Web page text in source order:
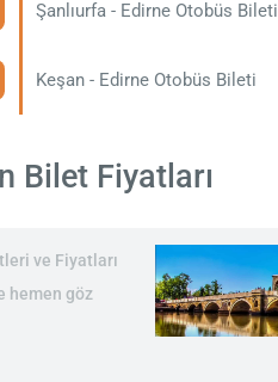
Şanlıurfa - Edirne Otobüs Bileti
Keşan - Edirne Otobüs Bileti
Bilet Fiyatları
ve Fiyatları
hemen göz